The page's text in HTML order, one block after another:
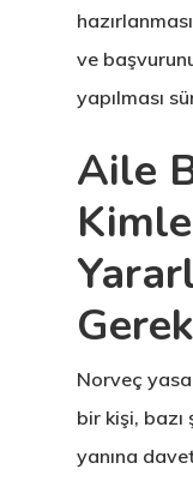
ve
yapılması
Aile
Norveç
bir kişi,
yanına